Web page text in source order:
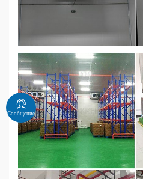
Сообщение